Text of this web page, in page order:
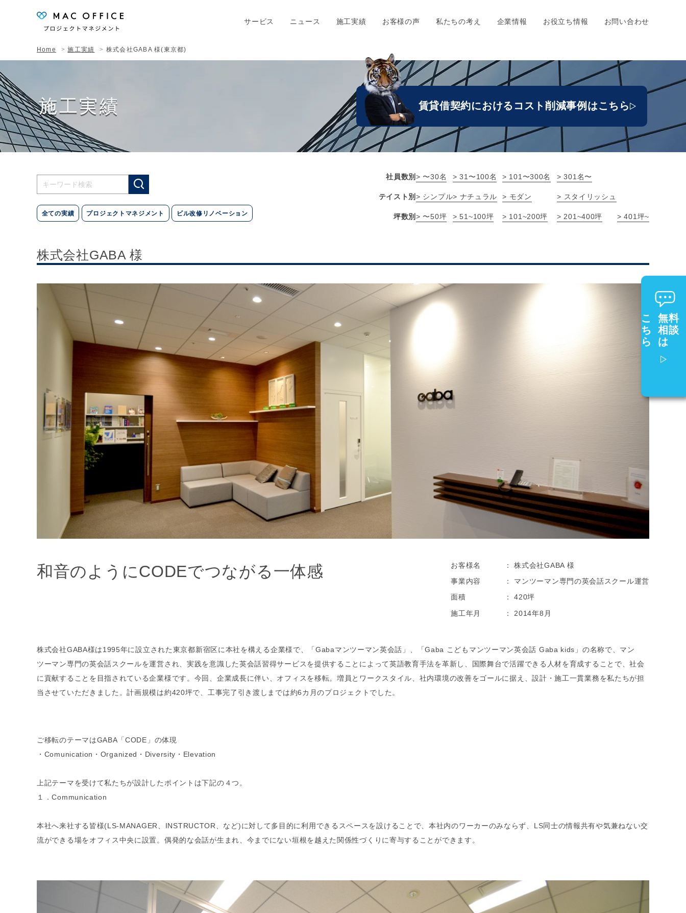
サービス ニュース 施工実績 お客様の声 私たちの考え 企業情報 お役立ち情報 お問い合わせ
Home 施工実績 株式会社GABA 様(東京都)
施工実績 賃貸借契約における コスト削減事例はこちら
全ての実績 プロジェクトマネジメント ビル改修リノベーション
社員数別> 〜30名 > 31〜100名 > 101〜300名 > 301名〜
テイスト別> シンプル> ナチュラル > モダン > スタイリッシュ
坪数別> 〜50坪 > 51~100坪 > 101~200坪 > 201~400坪 > 401坪~
株式会社GABA 様
和音のようにCODEでつながる一体感 お客様名
株式会社GABA 様
事業内容
マンツーマン専門の英会話スクール運営
面積
420坪
施工年月
2014年8月
株式会社GABA様は1995年に設立された東京都新宿区に本社を構える企業様で、「Gabaマンツーマン英会話」、「Gaba こどもマンツーマン英会話 Gaba kids」の名称で、マン
ツーマン専門の英会話スクールを運営され、実践を意識した英会話習得サービスを提供することによって英語教育手法を革新し、国際舞台で活躍できる人材を育成することで、社会
に貢献することを目指されている企業様です。今回、企業成長に伴い、オフィスを移転。増員とワークスタイル、社内環境の改善をゴールに据え、設計・施工一貫業務を私たちが担
当させていただきました。計画規模は約420坪で、工事完了引き渡しまでは約6カ月のプロジェクトでした。
ご移転のテーマはGABA「CODE」の体現
・Comunication・Organized・Diversity・Elevation
上記テーマを受けて私たちが設計したポイントは下記の４つ。
１．Communication
本社へ来社する皆様(LS-MANAGER、INSTRUCTOR、など)に対して多目的に利用できるスペースを設けることで、本社内のワーカーのみならず、LS同士の情報共有や気兼ねない交
流ができる場をオフィス中央に設置。偶発的な会話が生まれ、今までにない垣根を越えた関係性づくりに寄与することができます。
無料
相談
は
こ
ち
ら